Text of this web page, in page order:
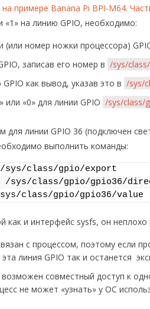
на примере Banana Pi BPI-M64.
«1» на линию GPIO, необходимо:
(или номер ножки процессора)
записав его номер в /sys/
как вывод, указав это в /sys/
или «0» для линии GPIO /sys/class/
для линии GPIO 36 (подключен
выполнить команды:
sys/class/gpio/export
/sys/class/gpio/gpio36/
class/gpio/gpio36/value
как и интерфейс sysfs, он
с процессом, поэтому если
линия GPIO так и останется
совместный доступ к
не может «узнать» у ОС